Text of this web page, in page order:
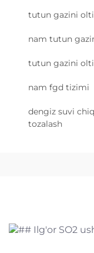
tutun gazini
nam tutun
tutun gazini
nam fgd tizimi
dengiz suvi
tozalash